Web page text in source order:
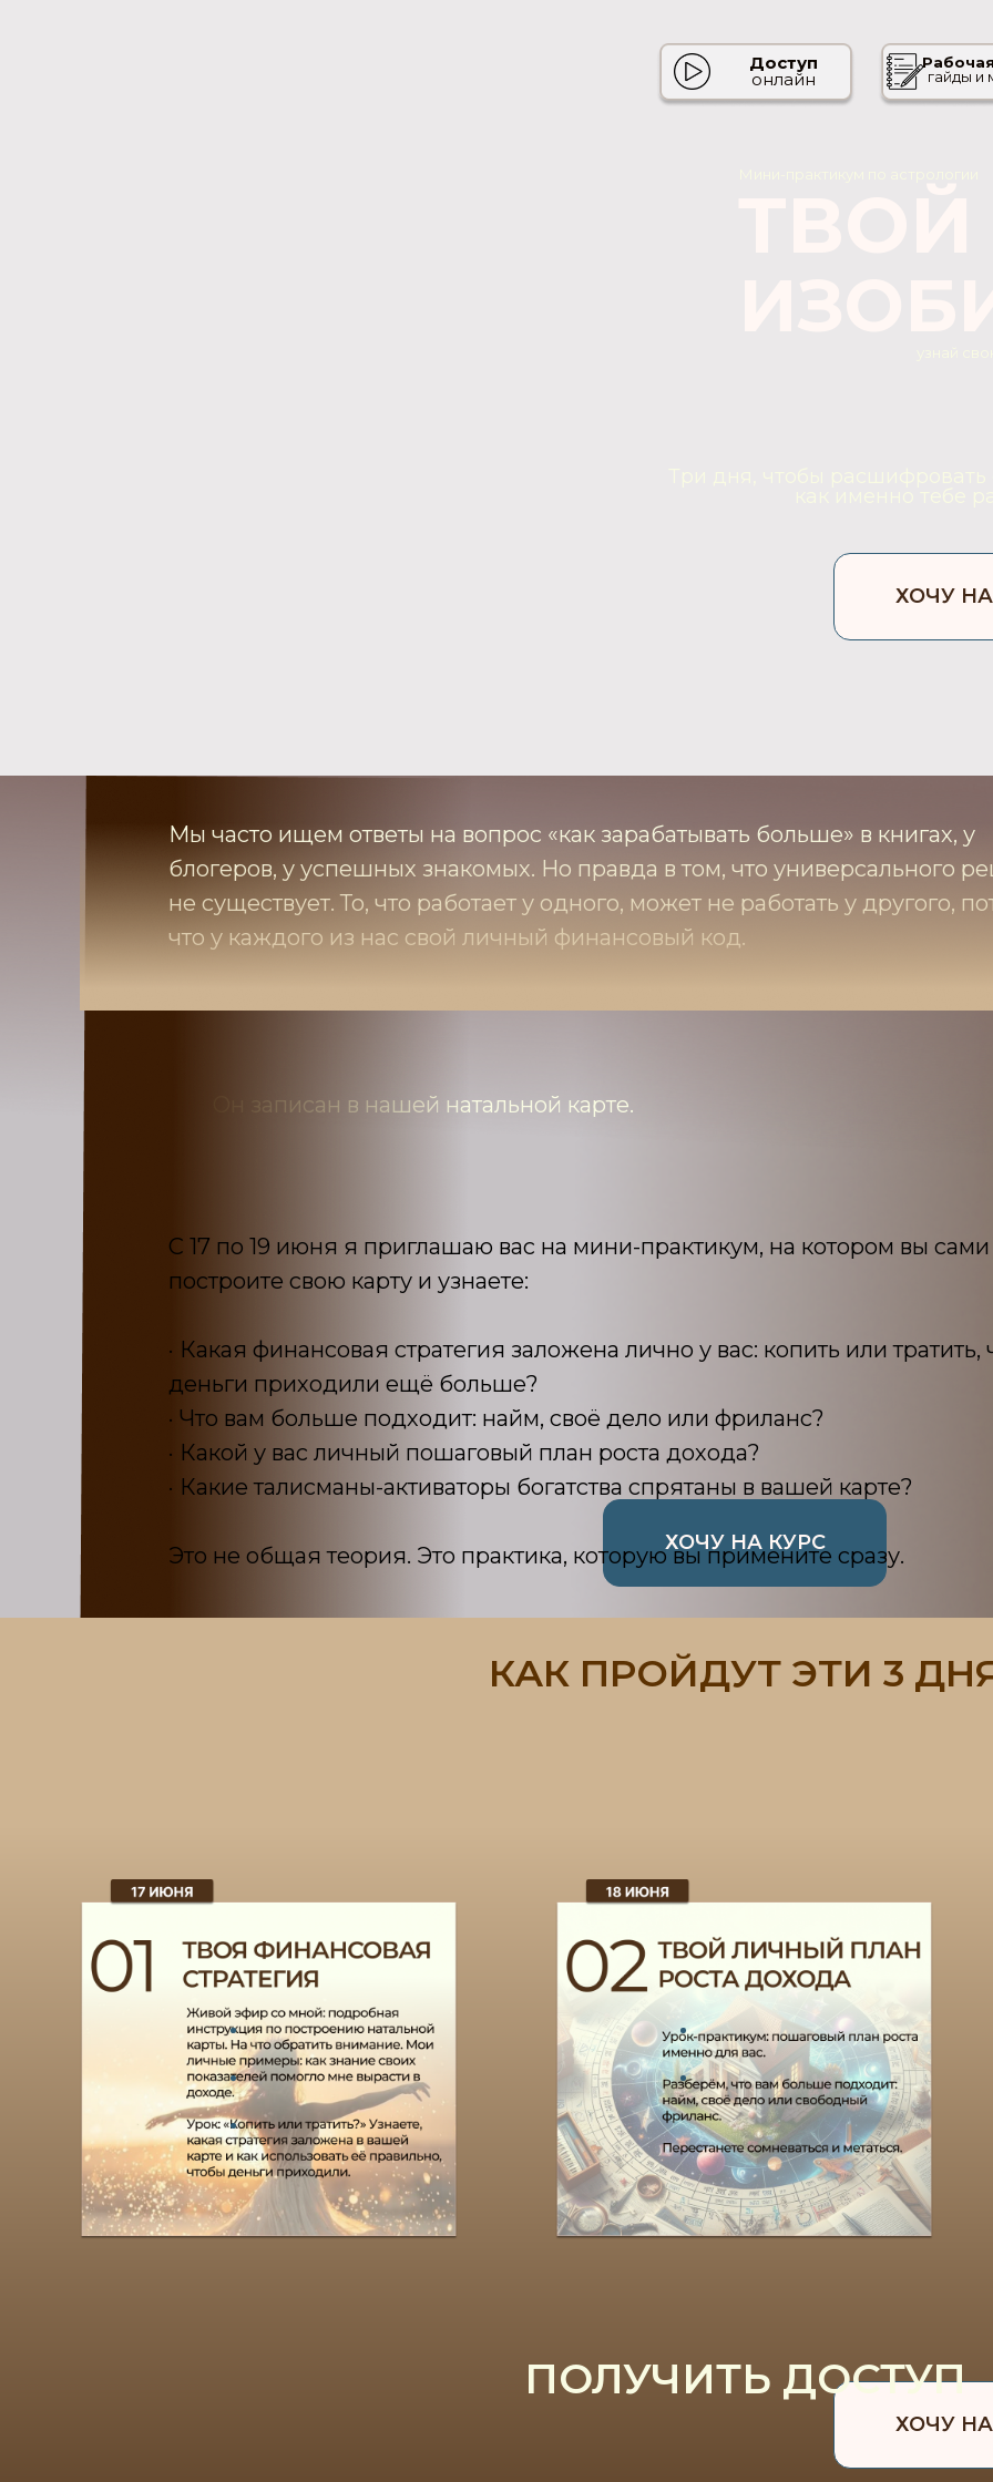
ХОЧУ
Доступ
онлайн
гайды и
Он записан в нашей натальной карте.
ХОЧУ НА КУРС
Мы часто ищем ответы на вопрос «как зарабатывать больше» в книгах, у
блогеров, у успешных знакомых. Но правда в том, что универсального
не существует. То, что работает у одного, может не работать у другого,
что у каждого из нас свой личный финансовый код.
С 17 по 19 июня я приглашаю вас на мини-практикум, на котором вы сами
построите свою карту и узнаете:
· Какая финансовая стратегия заложена лично у вас: копить или тратить,
деньги приходили ещё больше?
· Что вам больше подходит: найм, своё дело или фриланс?
· Какой у вас личный пошаговый план роста дохода?
· Какие талисманы-активаторы богатства спрятаны в вашей карте?
Это не общая теория. Это практика, которую вы примените сразу.
КАК ПРОЙДУТ ЭТИ 3
ИНТЕНСИВА:
ХОЧУ
ПОЛУЧИТЬ ДОСТУП